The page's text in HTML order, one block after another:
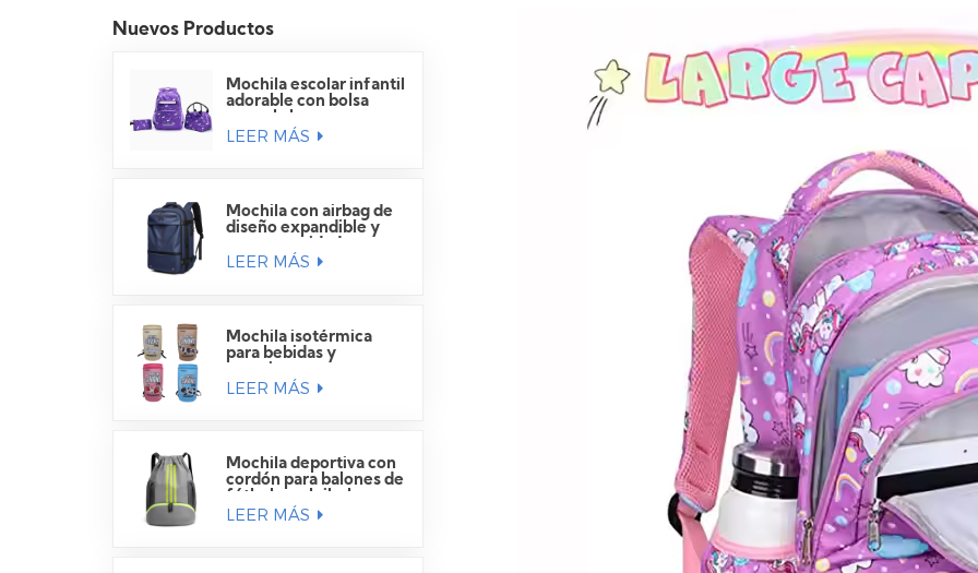
Nuevos Productos
Mochila escolar infantil
adorable con bolsa
LEER MÁS
Mochila con airbag de
diseño expandible y
viajes.
LEER MÁS
Mochila isotérmica
para bebidas y
LEER MÁS
Mochila deportiva con
cordón para balones de
LEER MÁS